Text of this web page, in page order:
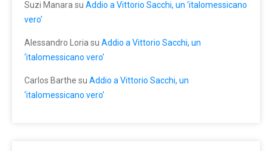
Suzi Manara su Addio a Vittorio Sacchi, un ‘italomessicano
vero’
Alessandro Loria su Addio a Vittorio Sacchi, un
‘italomessicano vero’
Carlos Barthe su Addio a Vittorio Sacchi, un
‘italomessicano vero’